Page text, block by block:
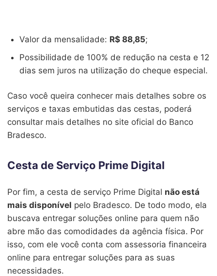
Valor da mensalidade: R$ 88,85;
Possibilidade de 100% de redução na cesta e 12
dias sem juros na utilização do cheque especial.
Caso você queira conhecer mais detalhes sobre os
serviços e taxas embutidas das cestas, poderá
consultar mais detalhes no site oficial do Banco
Bradesco.
Cesta de Serviço Prime Digital
Por fim, a cesta de serviço Prime Digital não está
mais disponível pelo Bradesco. De todo modo, ela
buscava entregar soluções online para quem não
abre mão das comodidades da agência física. Por
isso, com ele você conta com assessoria financeira
online para entregar soluções para as suas
necessidades.